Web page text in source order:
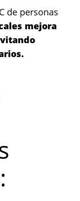
de personas
mejora